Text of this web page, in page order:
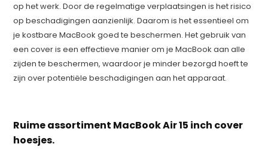
op het werk. Door de regelmatige verplaatsingen is het risico
op beschadigingen aanzienlijk. Daarom is het essentieel om
je kostbare MacBook goed te beschermen. Het gebruik van
een cover is een effectieve manier om je MacBook aan alle
zijden te beschermen, waardoor je minder bezorgd hoeft te
zijn over potentiële beschadigingen aan het apparaat.
Ruime assortiment MacBook Air 15 inch cover
hoesjes.